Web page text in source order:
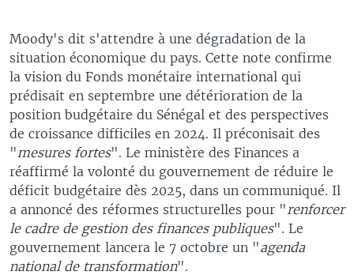
Moody's dit s'attendre à une dégradation de la
situation économique du pays. Cette note confirme
la vision du Fonds monétaire international qui
prédisait en septembre une détérioration de la
position budgétaire du Sénégal et des perspectives
de croissance difficiles en 2024. Il préconisait des
" mesures fortes". Le ministère des Finances a
réaffirmé la volonté du gouvernement de réduire le
déficit budgétaire dès 2025, dans un communiqué. Il
a annoncé des réformes structurelles pour " renforcer
le cadre de gestion des finances publiques". Le
gouvernement lancera le 7 octobre un "agenda
national de transformation".